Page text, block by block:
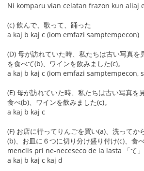
Ni komparu vian celatan frazon kun aliaj
(c) 飲んで、歌って、踊った
a kaj b kaj c (iom emfazi samptempecon)
(D) 母が訪れていた時、私たちは古い写真を
を食べて(b)、ワインを飲みました(c)。
a kaj b kaj c (iom emfazi samptempecon,
(E) 母が訪れていた時、私たちは古い写真を
食べ(b)、ワインを飲みました(c)。
a kaj b kaj c
(F) お店に行ってりんごを買い(a)、洗ってか
(b)、お皿に６つに切り分け盛り付け(c)、食
menciis pri ne-neceseco de la lasta 「て
a kaj b kaj c kaj d